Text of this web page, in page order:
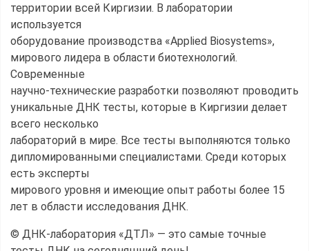
территории всей Киргизии. В лаборатории
используется
оборудование производства «Applied Biosystems»,
мирового лидера в области биотехнологий.
Современные
научно-технические разработки позволяют проводить
уникальные ДНК тесты, которые в Киргизии делает
всего несколько
лабораторий в мире. Все тесты выполняются только
дипломированными специалистами. Среди которых
есть эксперты
мирового уровня и имеющие опыт работы более 15
лет в области исследования ДНК.
© ДНК-лаборатория «ДТЛ» — это самые точные